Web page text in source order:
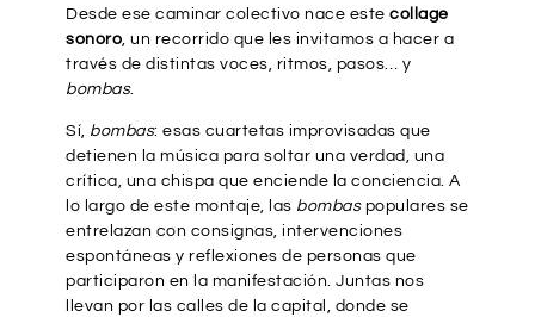
Desde ese caminar colectivo nace este collage
sonoro, un recorrido que les invitamos a hacer a
través de distintas voces, ritmos, pasos… y
bombas.
Sí, bombas: esas cuartetas improvisadas que
detienen la música para soltar una verdad, una
crítica, una chispa que enciende la conciencia. A
lo largo de este montaje, las bombaspopulares se
entrelazan con consignas, intervenciones
espontáneas y reflexiones de personas que
participaron en la manifestación. Juntas nos
llevan por las calles de la capital, donde se